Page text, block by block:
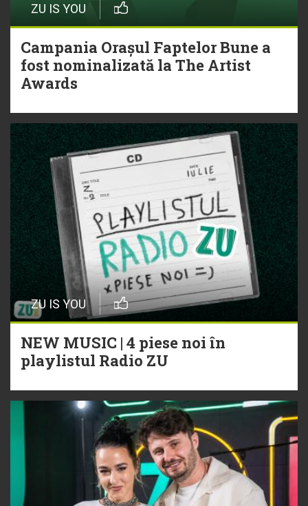
ZU IS YOU
Campania Orașul Faptelor Bune a
fost nominalizată la The Artist
Awards
ZU IS YOU
NEW MUSIC | 4 piese noi în
playlistul Radio ZU